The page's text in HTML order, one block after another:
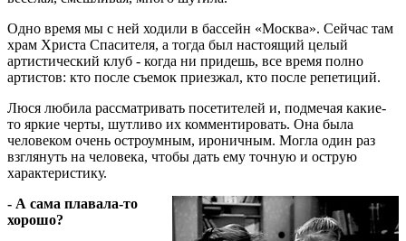
Одно время мы с ней ходили в бассейн «Москва». Сейчас там
храм Христа Спасителя, а тогда был настоящий целый
артистический клуб - когда ни придешь, все время полно
артистов: кто после съемок приезжал, кто после репетиций.
Люся любила рассматривать посетителей и, подмечая какие-
то яркие черты, шутливо их комментировать. Она была
человеком очень остроумным, ироничным. Могла один раз
взглянуть на человека, чтобы дать ему точную и острую
характеристику.
- А сама плавала-то
хорошо?